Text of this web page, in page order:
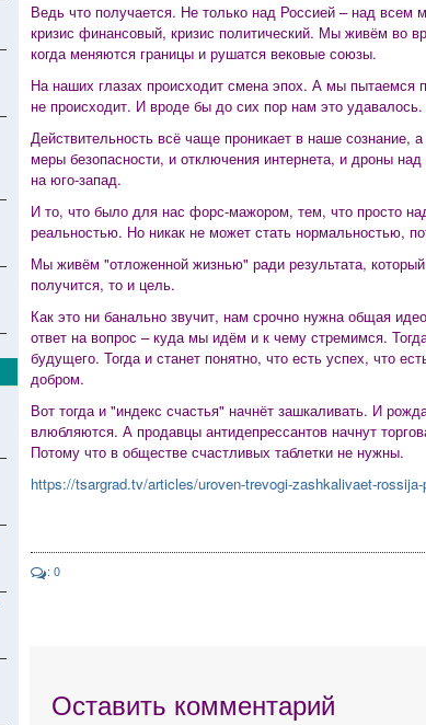
Ведь что получается. Не только над Россией – над всем
кризис финансовый, кризис политический. Мы живём во
когда меняются границы и рушатся вековые союзы.
На наших глазах происходит смена эпох. А мы пытаемся
не происходит. И вроде бы до сих пор нам это
Действительность всё чаще проникает в наше
меры безопасности, и отключения интернета, и дроны
на юго-запад.
И то, что было для нас форс-мажором, тем, что просто
реальностью. Но никак не может стать нормальностью,
Мы живём "отложенной жизнью" ради результата,
получится, то и цель.
Как это ни банально звучит, нам срочно нужна общая
ответ на вопрос – куда мы идём и к чему стремимся.
будущего. Тогда и станет понятно, что есть успех, что
добром.
Вот тогда и "индекс счастья" начнёт зашкаливать. И
влюбляются. А продавцы антидепрессантов начнут
Потому что в обществе счастливых таблетки не нужны.
https://tsargrad.tv/articles/uroven-trevogi-zashkalivaet-
: 0
Оставить комментарий